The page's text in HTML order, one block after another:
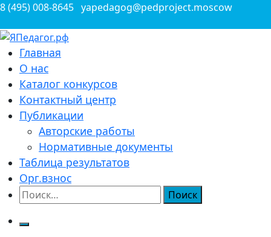
Перейти
содержимому
8 (495) 008-8645 yapedagog@pedproject.moscow
ЯПедагог.рф
Всероссийские конкурсы для педагогов
Главная
О нас
Каталог конкурсов
Контактный центр
Публикации
Авторские работы
Нормативные документы
Таблица результатов
Орг.взнос
Найти: